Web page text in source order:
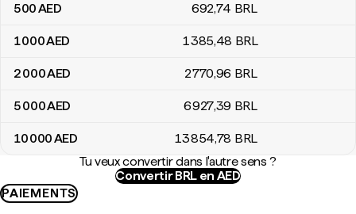
500AED 692,74 BRL
1 000AED 1 385,48 BRL
2 000AED 2 770,96 BRL
5 000AED 6 927,39 BRL
10 000AED 13 854,78 BRL
Tu veux convertir dans l'autre sens ?
Convertir BRL en AED
PAIEMENTS